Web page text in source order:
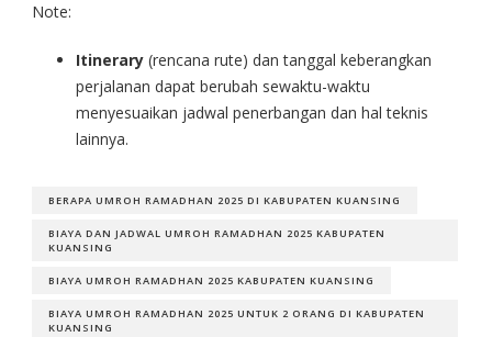
Note:
Itinerary (rencana rute) dan tanggal keberangkan
perjalanan dapat berubah sewaktu-waktu
menyesuaikan jadwal penerbangan dan hal teknis
lainnya.
BERAPA UMROH RAMADHAN 2025 DI KABUPATEN KUANSING
BIAYA DAN JADWAL UMROH RAMADHAN 2025 KABUPATEN
KUANSING
BIAYA UMROH RAMADHAN 2025 KABUPATEN KUANSING
BIAYA UMROH RAMADHAN 2025 UNTUK 2 ORANG DI KABUPATEN
KUANSING